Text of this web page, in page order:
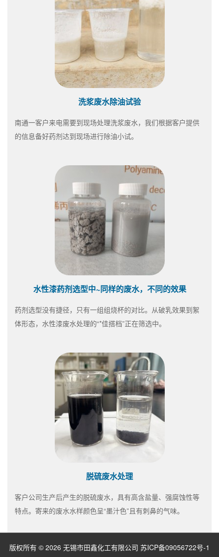
洗浆废水除油试验
南通一客户来电需要到现场处理洗浆废水，我们根据客户提供
的信息备好药剂达到现场进行除油小试。
水性漆药剂选型中~同样的废水，不同的效果
药剂选型没有捷径，只有一组组烧杯的对比。从破乳效果到絮
体形态，水性漆废水处理的“*佳搭档”正在筛选中。
脱硫废水处理
客户公司生产后产生的脱硫废水，具有高含盐量、强腐蚀性等
特点。寄来的废水水样颜色呈“墨汁色”且有刺鼻的气味。
版权所有 © 2026 无锡市田鑫化工有限公司 苏ICP备09056722号-1